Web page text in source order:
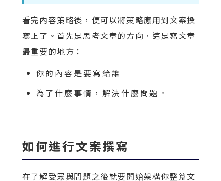
看完內容策略後，便可以將策略應用到文案撰
寫上了。首先是思考文章的方向，這是寫文章
最重要的地方：
你的內容是要寫給誰
為了什麼事情，解決什麼問題。
如何進行文案撰寫
在了解受眾與問題之後就要開始架構你整篇文